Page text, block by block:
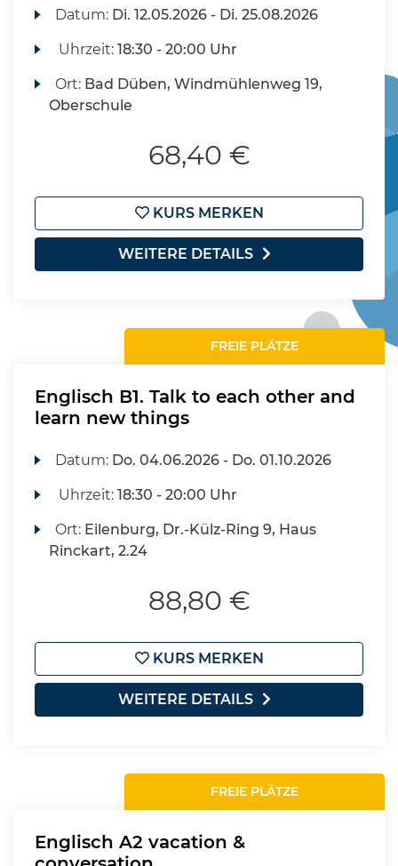
Datum: Di. 12.05.2026 - Di. 25.08.2026
Uhrzeit:18:30 - 20:00 Uhr
Ort: Bad Düben, Windmühlenweg 19,
Oberschule
68,40 €
KURS MERKEN
WEITERE DETAILS
FREIE PLÄTZE
Englisch B1. Talk to each other and
learn new things
Datum: Do. 04.06.2026 - Do. 01.10.2026
Uhrzeit:18:30 - 20:00 Uhr
Ort: Eilenburg, Dr.-Külz-Ring 9, Haus
Rinckart, 2.24
88,80 €
KURS MERKEN
WEITERE DETAILS
FREIE PLÄTZE
Englisch A2 vacation &